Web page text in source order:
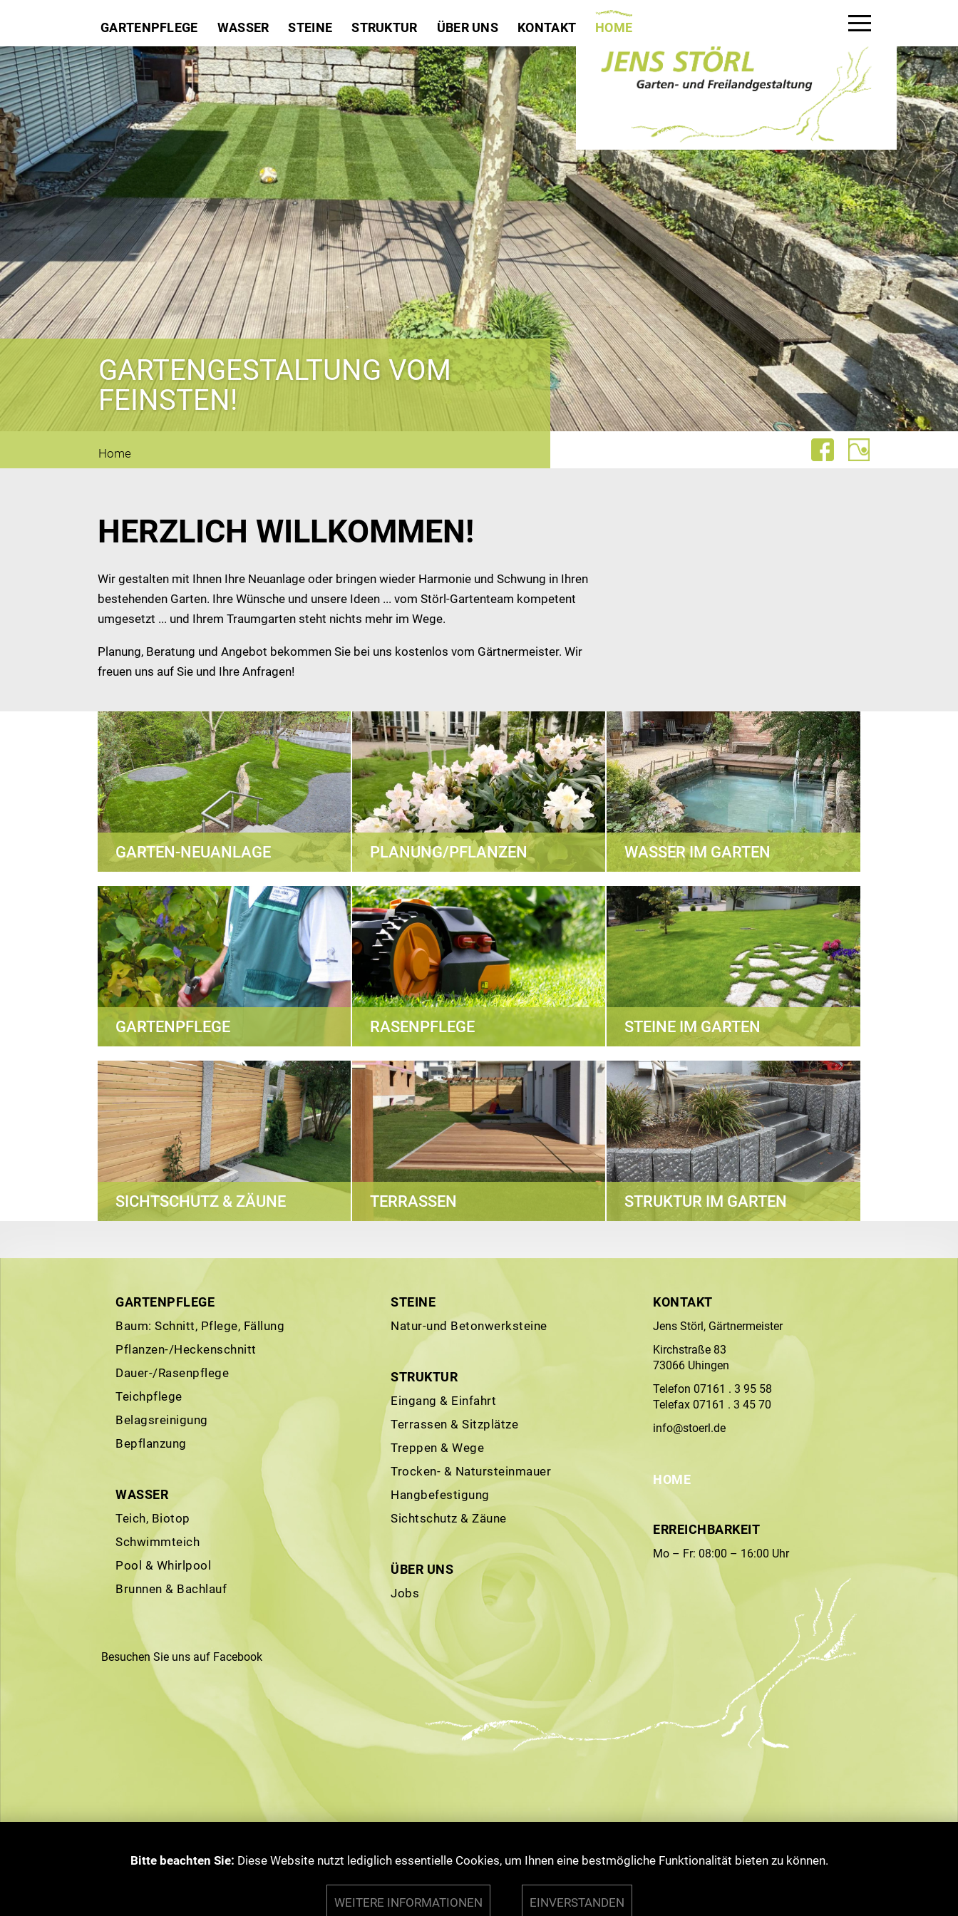
Bitte beachten Sie: Diese Website nutzt lediglich essentielle Cookies, um Ihnen eine bestmögliche Funktionalität bieten zu können.
WEITERE INFORMATIONEN EINVERSTANDEN
GARTENPFLEGE WASSER STEINE STRUKTUR ÜBER UNS KONTAKT HOME
GARTENGESTALTUNG VOM
FEINSTEN!
Home
HERZLICH WILLKOMMEN!
Wir gestalten mit Ihnen Ihre Neuanlage oder bringen wieder Harmonie und Schwung in Ihren
bestehenden Garten. Ihre Wünsche und unsere Ideen ... vom Störl-Gartenteam kompetent
umgesetzt ... und Ihrem Traumgarten steht nichts mehr im Wege.
Planung, Beratung und Angebot bekommen Sie bei uns kostenlos vom Gärtnermeister. Wir
freuen uns auf Sie und Ihre Anfragen!
GARTEN-NEUANLAGE PLANUNG/PFLANZEN WASSER IM GARTEN
GARTENPFLEGE RASENPFLEGE STEINE IM GARTEN
SICHTSCHUTZ & ZÄUNE TERRASSEN STRUKTUR IM GARTEN
GARTENPFLEGE
Baum: Schnitt, Pflege, Fällung
Pflanzen-/Heckenschnitt
Dauer-/Rasenpflege
Teichpflege
Belagsreinigung
Bepflanzung
WASSER
Teich, Biotop
Schwimmteich
Pool & Whirlpool
Brunnen & Bachlauf
STEINE
Natur-und Betonwerksteine
STRUKTUR
Eingang & Einfahrt
Terrassen & Sitzplätze
Treppen & Wege
Trocken- & Natursteinmauer
Hangbefestigung
Sichtschutz & Zäune
ÜBER UNS
Jobs
KONTAKT
Jens Störl, Gärtnermeister
Kirchstraße 83
73066 Uhingen
Telefon 07161 . 3 95 58
Telefax 07161 . 3 45 70
info@stoerl.de
HOME
ERREICHBARKEIT
Mo – Fr: 08:00 – 16:00 Uhr
Besuchen Sie uns auf Facebook